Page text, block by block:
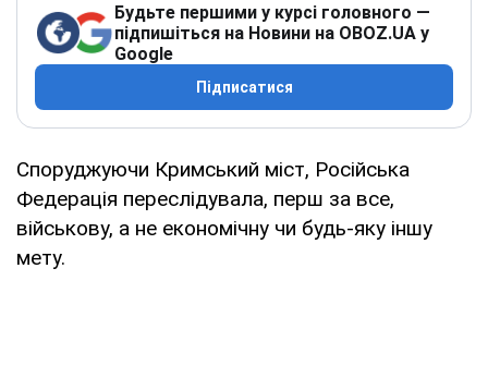
Будьте першими у курсі головного —
підпишіться на Новини на OBOZ.UA у
Google
Підписатися
Споруджуючи Кримський міст, Російська
Федерація переслідувала, перш за все,
військову, а не економічну чи будь-яку іншу
мету.